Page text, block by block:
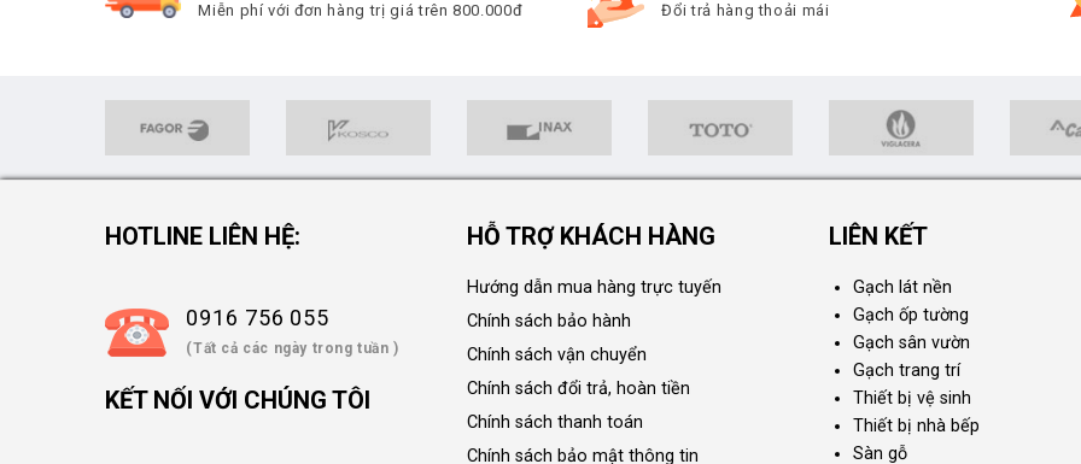
Miễn phí với đơn hàng trị giá trên 800.000đ Đổi trả hàng thoải mái
HOTLINE LIÊN HỆ:
0916 756 055
(Tất cả các ngày trong tuần )
KẾT NỐI VỚI CHÚNG TÔI
HỖ TRỢ KHÁCH HÀNG
Hướng dẫn mua hàng trực tuyến
Chính sách bảo hành
Chính sách vận chuyển
Chính sách đổi trả, hoàn tiền
Chính sách thanh toán
Chính sách bảo mật thông tin
LIÊN KẾT
Gạch lát nền
Gạch ốp tường
Gạch sân vườn
Gạch trang trí
Thiết bị vệ sinh
Thiết bị nhà bếp
Sàn gỗ